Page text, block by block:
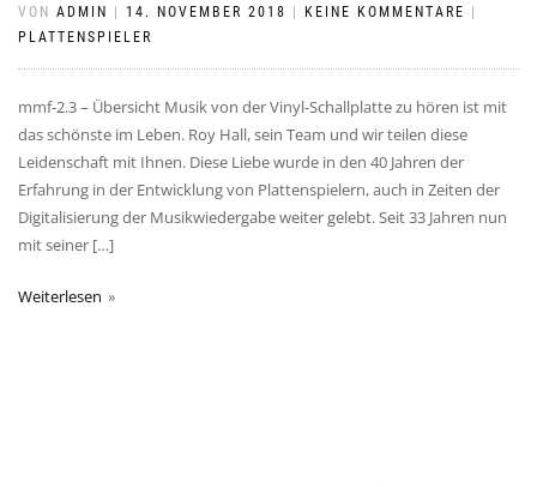
VON ADMIN 14. NOVEMBER 2018 KEINE KOMMENTARE
PLATTENSPIELER
mmf-2.3 – Übersicht Musik von der Vinyl-Schallplatte zu hören ist mit
das schönste im Leben. Roy Hall, sein Team und wir teilen diese
Leidenschaft mit Ihnen. Diese Liebe wurde in den 40 Jahren der
Erfahrung in der Entwicklung von Plattenspielern, auch in Zeiten der
Digitalisierung der Musikwiedergabe weiter gelebt. Seit 33 Jahren nun
mit seiner […]
Weiterlesen